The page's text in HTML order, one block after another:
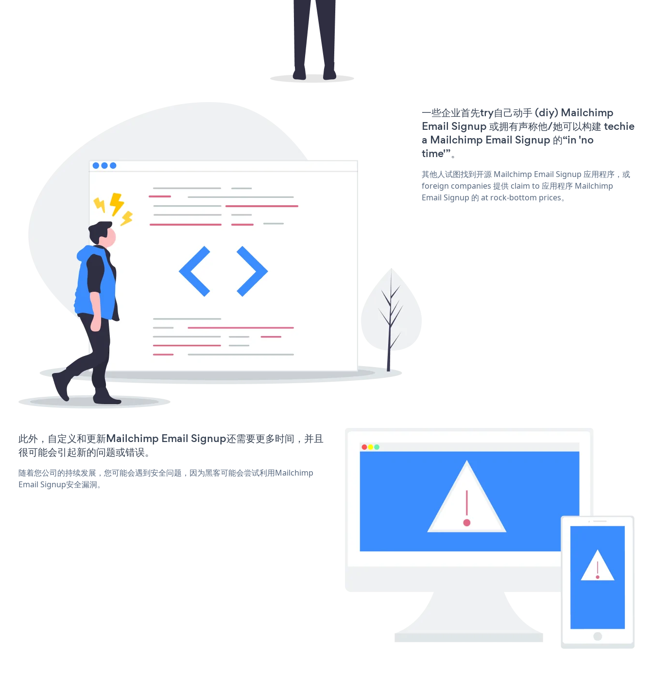
一些企业首先try自己动手 (diy) Mailchimp
Email Signup 或拥有声称他/她可以构建 techie
a Mailchimp Email Signup 的“in 'no
time'”。
其他人试图找到开源 Mailchimp Email Signup 应用程序，或
foreign companies 提供 claim to 应用程序 Mailchimp
Email Signup 的 at rock-bottom prices。
此外，自定义和更新Mailchimp Email Signup还需要更多时间，并且
很可能会引起新的问题或错误。
随着您公司的持续发展，您可能会遇到安全问题，因为黑客可能会尝试利用Mailchimp
Email Signup安全漏洞。